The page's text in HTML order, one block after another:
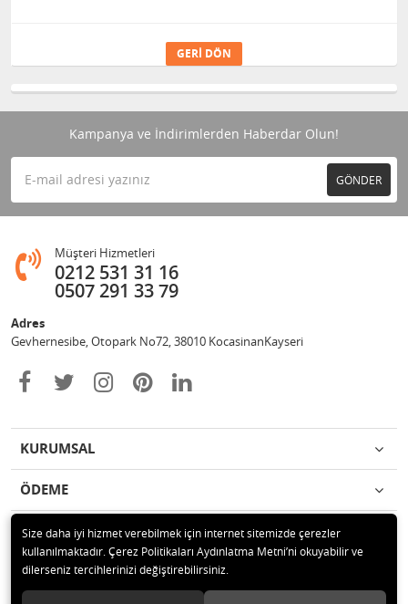
GERI DÖN
Kampanya ve İndirimlerden Haberdar Olun!
GÖNDER
Müşteri Hizmetleri
0212 531 31 16
0507 291 33 79
Adres
Gevhernesibe, Otopark No72, 38010 KocasinanKayseri
KURUMSAL
ÖDEME
İLETİŞİM
© 2020 Çağrı Medikal Tekerlekli Sandalye Mağazası Tüm hakları saklıdır.
Size daha iyi hizmet verebilmek için internet sitemizde çerezler
kullanılmaktadır. Çerez Politikaları Aydınlatma Metni’ni okuyabilir ve
dilerseniz tercihlerinizi değiştirebilirsiniz.